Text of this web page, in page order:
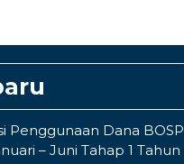
Penggunaan Dana BOSP
– Juni Tahap 1 Tahun